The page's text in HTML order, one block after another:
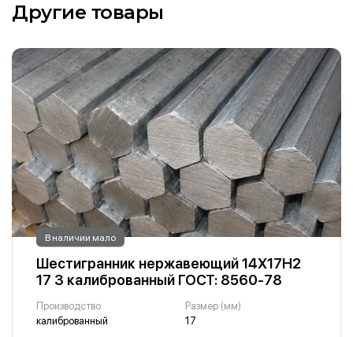
Другие товары
В наличии мало
Шестигранник нержавеющий 14Х17Н2
17 3 калиброванный ГОСТ: 8560-78
Производство
калиброванный
Размер (мм)
17